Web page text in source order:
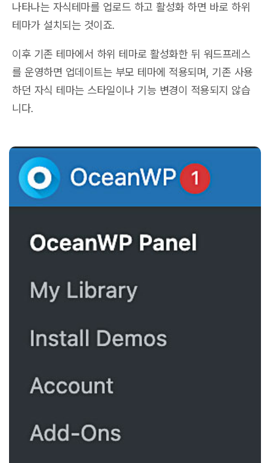
나타나는 자식테마를 업로드 하고 활성화 하면 바로 하위
테마가 설치되는 것이죠.
이후 기존 테마에서 하위 테마로 활성화한 뒤 워드프레스
를 운영하면 업데이트는 부모 테마에 적용되며, 기존 사용
하던 자식 테마는 스타일이나 기능 변경이 적용되지 않습
니다.